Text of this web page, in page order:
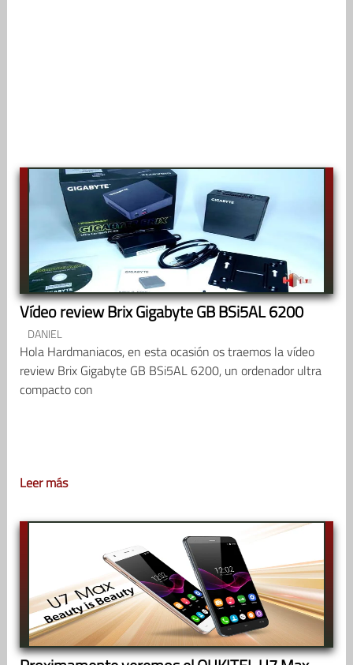
Vídeo review Brix Gigabyte GB BSi5AL 6200
DANIEL
Hola Hardmaniacos, en esta ocasión os traemos la vídeo
review Brix Gigabyte GB BSi5AL 6200, un ordenador ultra
compacto con
Leer más